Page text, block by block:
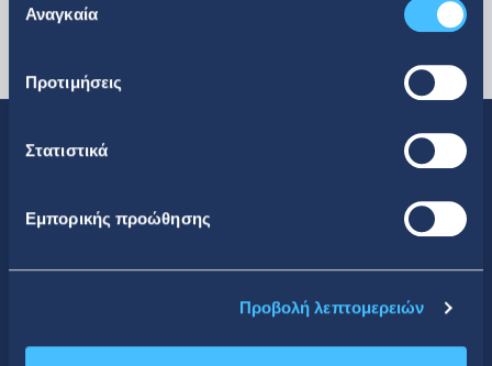
των υπηρεσιών τους.
συγκατάθεσης
Αναγκαία
Προτιμήσεις
Στατιστικά
Εμπορικής προώθησης
Προβολή λεπτομερειών
Κοινωνική Δικτύωση